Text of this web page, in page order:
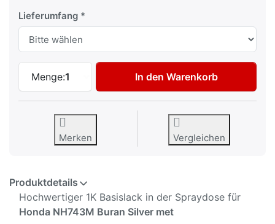
Lieferumfang
Menge:1
Autolack Spraydose für Honda NH743M
In den Warenkorb
Merken Vergleichen
Produktdetails
Hochwertiger 1K Basislack in der Spraydose für
Honda NH743M Buran Silver met